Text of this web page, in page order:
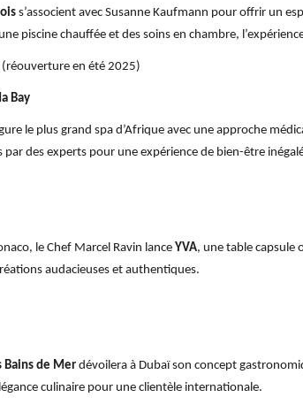
s’associent avec Susanne Kaufmann pour offrir un
piscine chauffée et des soins en chambre,
(réouverture en été 2025)
Bay
le plus grand spa d’Afrique avec une approche
des experts pour une expérience de bien-être
le Chef Marcel Ravin lance YVA, une table capsule
audacieuses et authentiques.
Bains de Mer dévoilera à Dubaï son concept
culinaire pour une clientèle internationale.